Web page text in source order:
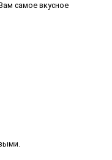
самое вкусное